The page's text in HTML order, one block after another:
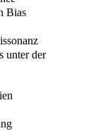
Bias
unter der